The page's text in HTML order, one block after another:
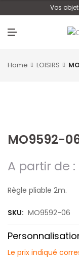
Vos
Home LOISIRS
MO9592-
A partir de :
Règle pliable 2m.
SKU: MO9592-06
Le prix indiqué